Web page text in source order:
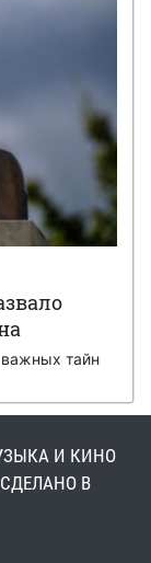
важных тайн
И КИНО
СДЕЛАНО В